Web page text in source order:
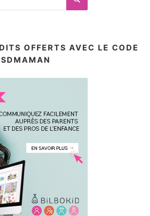
Search
OFFERTS AVEC LE CODE